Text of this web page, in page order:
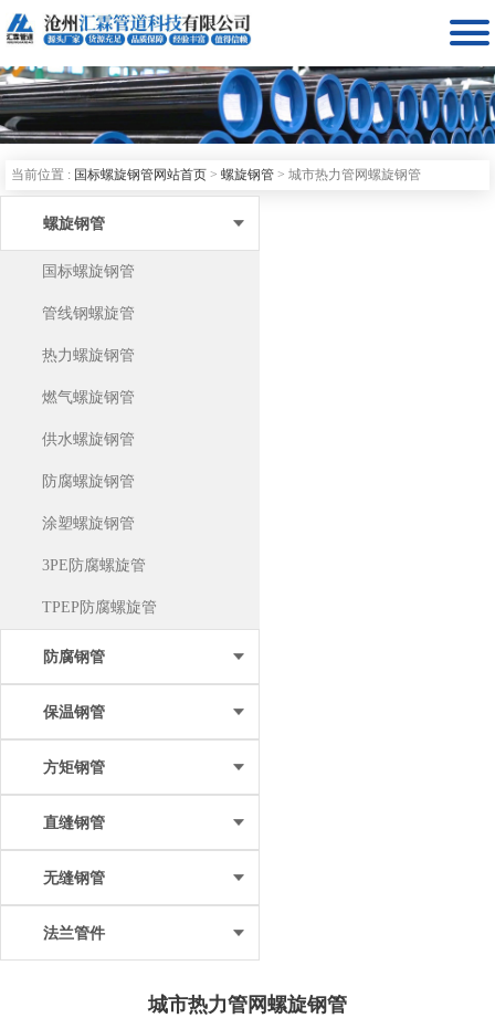

当前位置 : 国标螺旋钢管网站首页 > 螺旋钢管 > 城市热力管网螺旋钢管
螺旋钢管
国标螺旋钢管
管线钢螺旋管
热力螺旋钢管
燃气螺旋钢管
供水螺旋钢管
防腐螺旋钢管
涂塑螺旋钢管
3PE防腐螺旋管
TPEP防腐螺旋管
防腐钢管
保温钢管
方矩钢管
直缝钢管
无缝钢管
法兰管件
城市热力管网螺旋钢管